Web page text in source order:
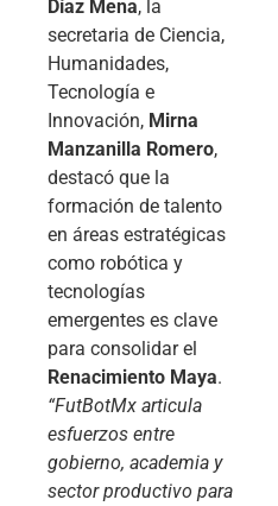
Díaz Mena, la
secretaria de Ciencia,
Humanidades,
Tecnología e
Innovación, Mirna
Manzanilla Romero,
destacó que la
formación de talento
en áreas estratégicas
como robótica y
tecnologías
emergentes es clave
para consolidar el
Renacimiento Maya.
“FutBotMx articula
esfuerzos entre
gobierno, academia y
sector productivo para